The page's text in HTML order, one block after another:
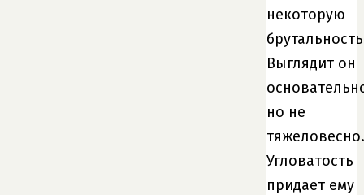
некоторую
Выглядит он
но не
тяжеловесно.
Угловатость
придает ему